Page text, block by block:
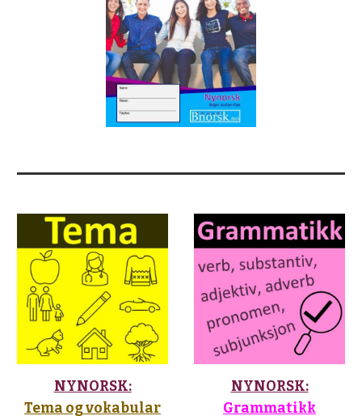
NYNORSK:
Tema og vokabular
NYNORSK:
Grammatikk